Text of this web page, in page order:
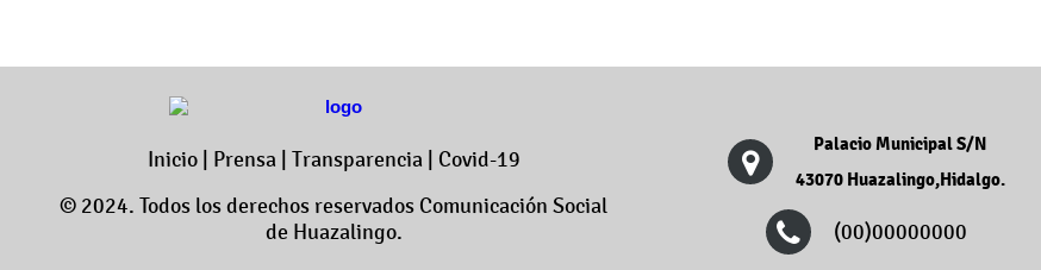
Inicio| Prensa Transparencia
Covid-19
© 2024. Todos los derechos reservados Comunicación Social
de Huazalingo.
Palacio Municipal S/N
43070 Huazalingo,Hidalgo.
(00)00000000